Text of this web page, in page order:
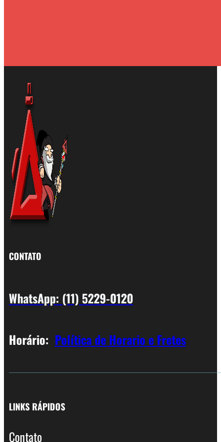
CONTATO
WhatsApp: (11) 5229-0120
Horário: Política de Horario e Fretes
LINKS RÁPIDOS
Contato